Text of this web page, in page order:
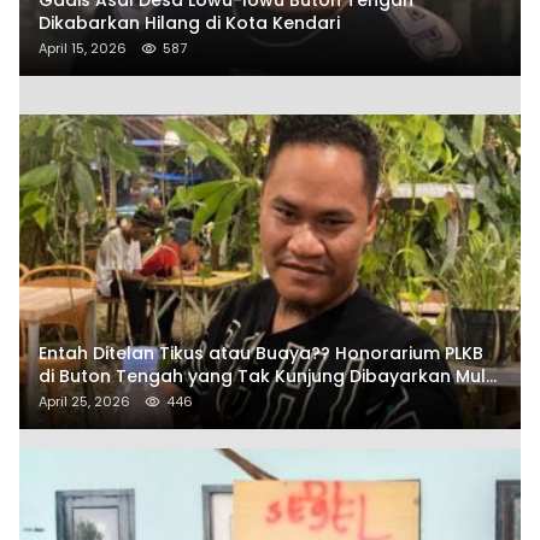
Dikabarkan Hilang di Kota Kendari
April 15, 2026 587
Entah Ditelan Tikus atau Buaya?? Honorarium PLKB
di Buton Tengah yang Tak Kunjung Dibayarkan Mulai
Disorot SAMURAIS
April 25, 2026 446